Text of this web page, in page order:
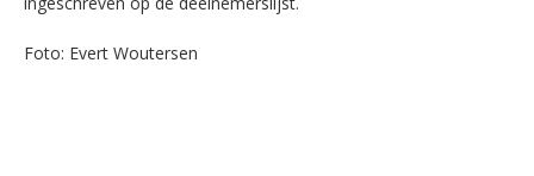
Foto: Evert Woutersen